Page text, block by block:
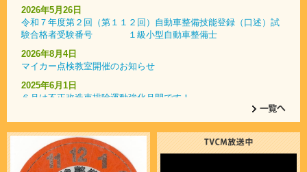
2026年5月26日
令和７年度第２回（第１１２回）自動車整備技能登録（口述）試
験合格者受験番号 １級小型自動車整備士
2026年8月4日
マイカー点検教室開催のお知らせ
2025年6月1日
６月は不正改造車排除運動強化月間です！
2025年1月9日
コンピュータ･システム診断認定店一覧